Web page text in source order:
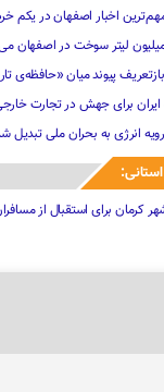
اخبار اصفهان در‌ یکم
پیوند میان «حافظه‌ی
ایران برای جهش در تجارت
انرژی به بحران ملی تبدیل
کرمان برای استقبال از